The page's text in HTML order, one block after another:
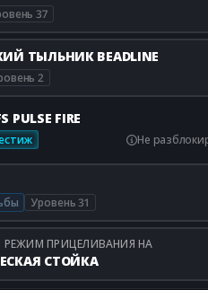
37
ТЫЛЬНИК BEADLINE
2
FIRE
Не
Уровень 31
ПРИЦЕЛИВАНИЯ НА
СТОЙКА